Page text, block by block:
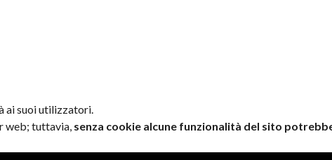
ai suoi utilizzatori.
web; tuttavia, senza cookie alcune funzionalità del sito